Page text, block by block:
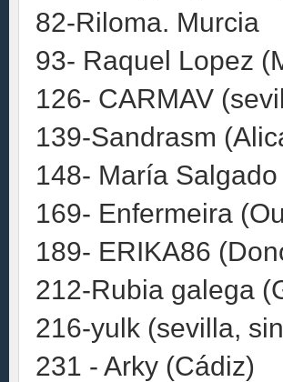
82-Riloma. Murcia
93- Raquel Lopez
126- CARMAV
139-Sandrasm
148- María
169- Enfermeira
189- ERIKA86
212-Rubia galega
216-yulk (sevilla,
231 - Arky (Cádiz)